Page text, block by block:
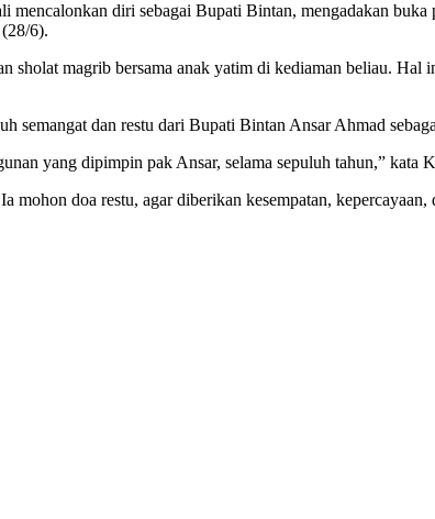
diri sebagai Bupati Bintan, mengadakan buka
6).
magrib bersama anak yatim di kediaman beliau.
semangat dan restu dari Bupati Bintan Ansar Ahmad
yang dipimpin pak Ansar, selama sepuluh tahun,” kata
doa restu, agar diberikan kesempatan,